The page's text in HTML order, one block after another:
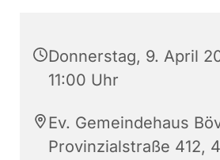
Donnerstag, 9. April
11:00 Uhr
Ev. Gemeindehaus
Provinzialstraße 412,